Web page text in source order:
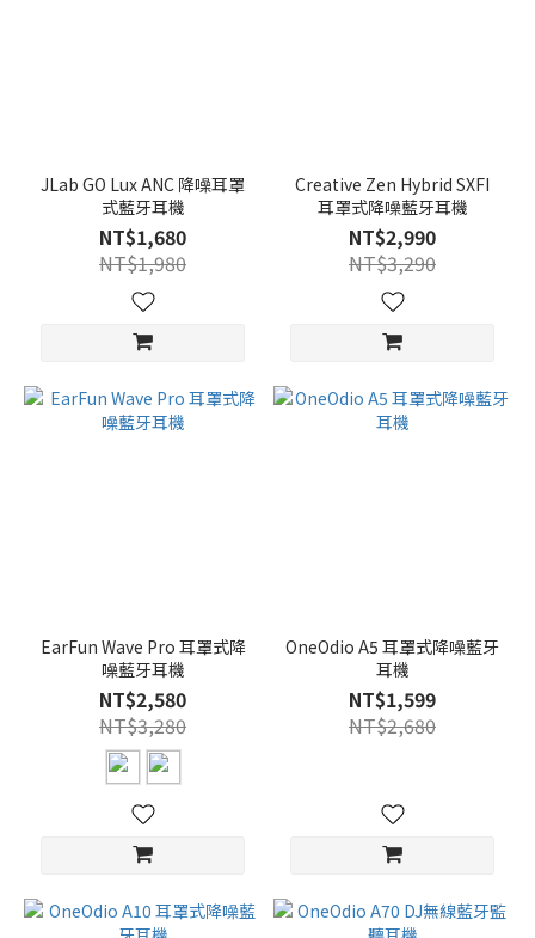
JLab GO Lux ANC 降噪耳罩
式藍牙耳機
NT$1,680
NT$1,980
Creative Zen Hybrid SXFI
耳罩式降噪藍牙耳機
NT$2,990
NT$3,290
EarFun Wave Pro 耳罩式降
噪藍牙耳機
NT$2,580
NT$3,280
OneOdio A5 耳罩式降噪藍牙
耳機
NT$1,599
NT$2,680